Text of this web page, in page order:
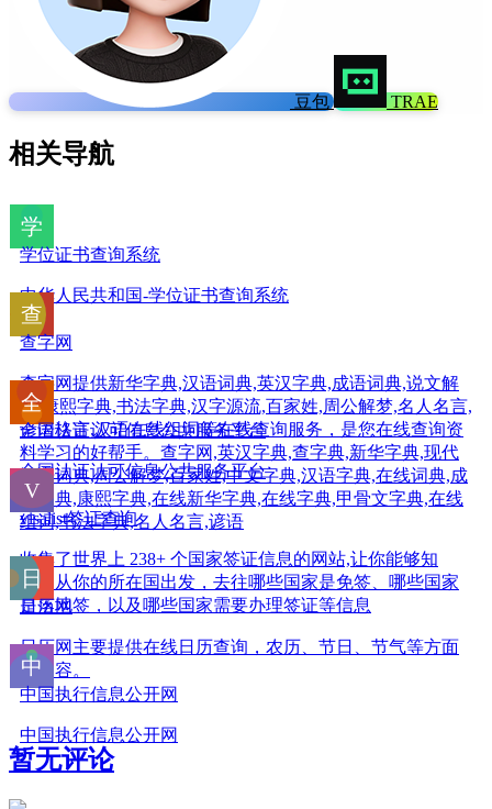
豆包 TRAE
相关导航
学位证书查询系统
中华人民共和国-学位证书查询系统
查字网
查字网提供新华字典,汉语词典,英汉字典,成语词典,说文解
字,康熙字典,书法字典,汉字源流,百家姓,周公解梦,名人名言,
谚语格言,汉语在线组词等在线查询服务，是您在线查询资
料学习的好帮手。查字网,英汉字典,查字典,新华字典,现代
汉语词典,周公解梦,百家姓,中文字典,汉语字典,在线词典,成
语词典,康熙字典,在线新华字典,在线字典,甲骨文字典,在线
组词,书法字典,名人名言,谚语
全国认证认可信息公共服务平台
全国认证认可信息公共服务平台
visalist签证查询
收集了世界上 238+ 个国家签证信息的网站,让你能够知
道，从你的所在国出发，去往哪些国家是免签、哪些国家
是落地签，以及哪些国家需要办理签证等信息
日历网
日历网主要提供在线日历查询，农历、节日、节气等方面
的内容。
中国执行信息公开网
中国执行信息公开网
暂无评论